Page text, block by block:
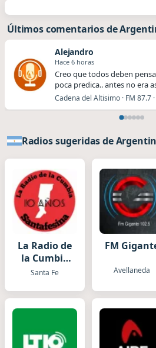
Últimos comentarios de
Alejandro
Hace 6 horas
Creo que todos deben
poca predica.. antes no era
Cadena del Altisimo · FM 87.7
Radios sugeridas de
La Radio de
la Cumbia
Santafesina
Santa Fe
FM
Avellaneda